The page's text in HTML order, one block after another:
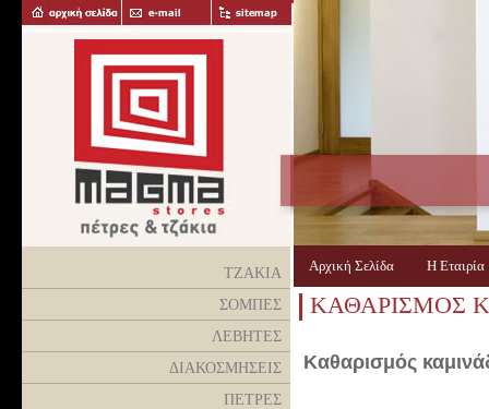
ΤΖΑΚΙΑ
ΣΟΜΠΕΣ
ΛΕΒΗΤΕΣ
ΔΙΑΚΟΣΜΗΣΕΙΣ
ΠΕΤΡΕΣ
Αρχική Σελίδα Η
KΑΘΑΡΙΣΜΟΣ
Kαθαρισμός